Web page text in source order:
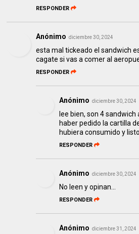
RESPONDER
Anónimo diciembre 30, 2024
esta mal tickeado el sandwich
cagate si vas a comer al
RESPONDER
Anónimo diciembre 30, 2024
lee bien, son 4 sandwich
haber pedido la cartilla
hubiera consumido y listo.
RESPONDER
Anónimo diciembre 30, 2024
No leen y opinan...
RESPONDER
Anónimo diciembre 31, 2024